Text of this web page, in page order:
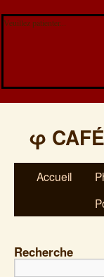
Veuillez patienter...
φ
Accueil
Recherche